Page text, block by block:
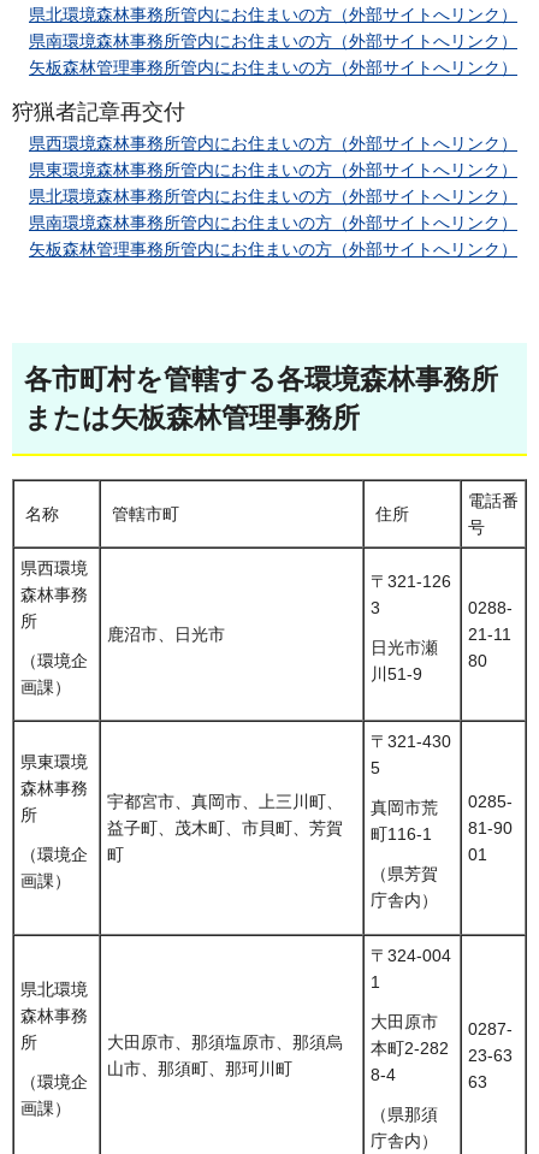
県北環境森林事務所管内にお住まいの方（外部サイトへリンク）
県南環境森林事務所管内にお住まいの方（外部サイトへリンク）
矢板森林管理事務所管内にお住まいの方（外部サイトへリンク）
狩猟者記章再交付
県西環境森林事務所管内にお住まいの方（外部サイトへリンク）
県東環境森林事務所管内にお住まいの方（外部サイトへリンク）
県北環境森林事務所管内にお住まいの方（外部サイトへリンク）
県南環境森林事務所管内にお住まいの方（外部サイトへリンク）
矢板森林管理事務所管内にお住まいの方（外部サイトへリンク）
各市町村を管轄する各環境森林事務所
または矢板森林管理事務所
名称 管轄市町 住所
電話番
号
県西環境
森林事務
所
（環境企
画課）
鹿沼市、日光市
〒321-126
3
日光市瀬
川51-9
0288-
21-11
80
県東環境
森林事務
所
（環境企
画課）
宇都宮市、真岡市、上三川町、
益子町、茂木町、市貝町、芳賀
町
〒321-430
5
真岡市荒
町116-1
（県芳賀
庁舎内）
0285-
81-90
01
県北環境
森林事務
所
（環境企
画課）
大田原市、那須塩原市、那須烏
山市、那須町、那珂川町
〒324-004
1
大田原市
本町2-282
8-4
（県那須
庁舎内）
0287-
23-63
63